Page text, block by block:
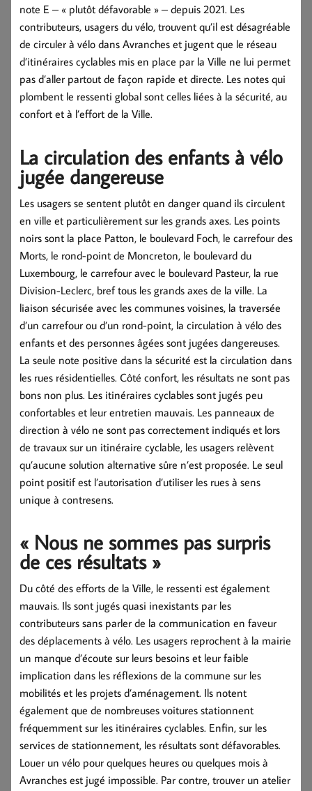
note E – « plutôt défavorable » – depuis 2021. Les
contributeurs, usagers du vélo, trouvent qu’il est désagréable
de circuler à vélo dans Avranches et jugent que le réseau
d’itinéraires cyclables mis en place par la Ville ne lui permet
pas d’aller partout de façon rapide et directe. Les notes qui
plombent le ressenti global sont celles liées à la sécurité, au
confort et à l’effort de la Ville.
La circulation des enfants à vélo
jugée dangereuse
Les usagers se sentent plutôt en danger quand ils circulent
en ville et particulièrement sur les grands axes. Les points
noirs sont la place Patton, le boulevard Foch, le carrefour des
Morts, le rond-point de Moncreton, le boulevard du
Luxembourg, le carrefour avec le boulevard Pasteur, la rue
Division-Leclerc, bref tous les grands axes de la ville. La
liaison sécurisée avec les communes voisines, la traversée
d’un carrefour ou d’un rond-point, la circulation à vélo des
enfants et des personnes âgées sont jugées dangereuses.
La seule note positive dans la sécurité est la circulation dans
les rues résidentielles. Côté confort, les résultats ne sont pas
bons non plus. Les itinéraires cyclables sont jugés peu
confortables et leur entretien mauvais. Les panneaux de
direction à vélo ne sont pas correctement indiqués et lors
de travaux sur un itinéraire cyclable, les usagers relèvent
qu’aucune solution alternative sûre n’est proposée. Le seul
point positif est l’autorisation d’utiliser les rues à sens
unique à contresens.
« Nous ne sommes pas surpris
de ces résultats »
Du côté des efforts de la Ville, le ressenti est également
mauvais. Ils sont jugés quasi inexistants par les
contributeurs sans parler de la communication en faveur
des déplacements à vélo. Les usagers reprochent à la mairie
un manque d’écoute sur leurs besoins et leur faible
implication dans les réflexions de la commune sur les
mobilités et les projets d’aménagement. Ils notent
également que de nombreuses voitures stationnent
fréquemment sur les itinéraires cyclables. Enfin, sur les
services de stationnement, les résultats sont défavorables.
Louer un vélo pour quelques heures ou quelques mois à
Avranches est jugé impossible. Par contre, trouver un atelier